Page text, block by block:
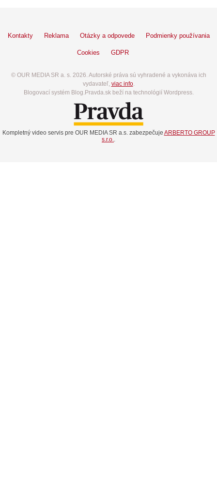
Kontakty Reklama Otázky a odpovede Podmienky používania
Cookies GDPR
© OUR MEDIA SR a. s. 2026. Autorské práva sú vyhradené a vykonáva ich
vydavateľ, viac info.
Blogovací systém Blog.Pravda.sk beží na technológií Wordpress.
Kompletný video servis pre OUR MEDIA SR a.s. zabezpečuje ARBERTO GROUP
s.r.o..